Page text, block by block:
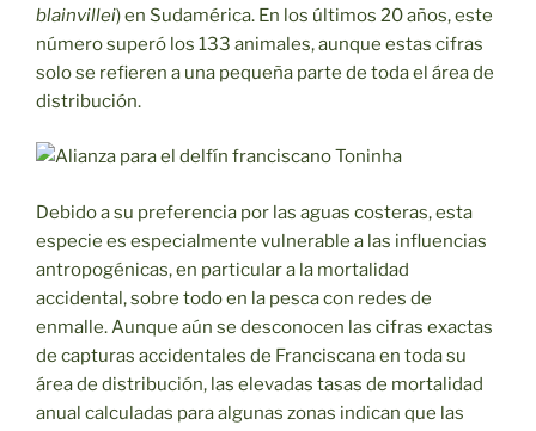
blainvillei) en Sudamérica. En los últimos 20 años, este
número superó los 133 animales, aunque estas cifras
solo se refieren a una pequeña parte de toda el área de
distribución.
Debido a su preferencia por las aguas costeras, esta
especie es especialmente vulnerable a las influencias
antropogénicas, en particular a la mortalidad
accidental, sobre todo en la pesca con redes de
enmalle. Aunque aún se desconocen las cifras exactas
de capturas accidentales de Franciscana en toda su
área de distribución, las elevadas tasas de mortalidad
anual calculadas para algunas zonas indican que las